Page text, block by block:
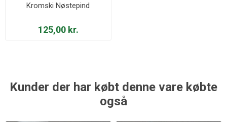
Kromski Nøstepind
125,00 kr.
Kunder der har købt denne vare købte
også